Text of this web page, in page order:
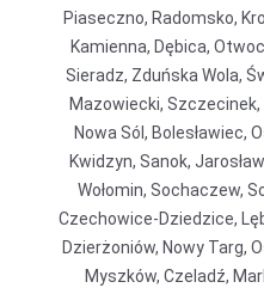
Piaseczno, Radomsko,
Kamienna, Dębica,
Sieradz, Zduńska Wola,
Mazowiecki, Szczecinek,
Nowa Sól, Bolesławiec,
Kwidzyn, Sanok,
Wołomin, Sochaczew,
Czechowice-Dziedzice,
Dzierżoniów, Nowy Targ,
Myszków, Czeladź,